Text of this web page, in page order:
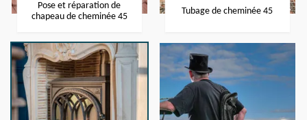
Pose et réparation de
chapeau de cheminée 45
Tubage de cheminée 45